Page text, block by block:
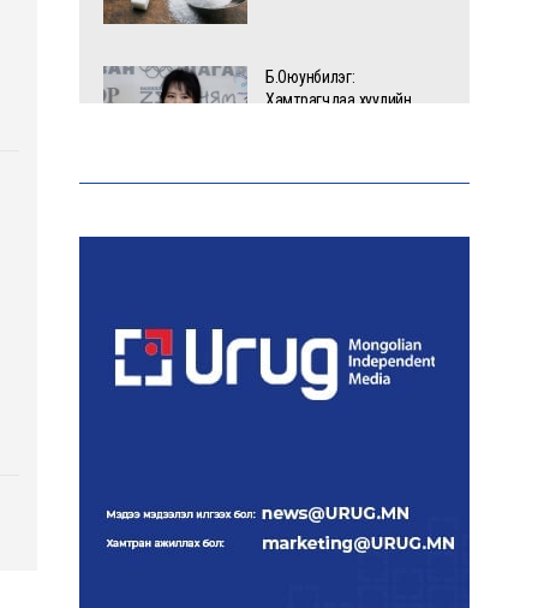
Б.Оюунбилэг:
Хамтрагчдаа хуулийн
Д.Амарбаясгалан: Зах
Голомт банк АНЭУ-ын
Mashreq банканд Дирхам